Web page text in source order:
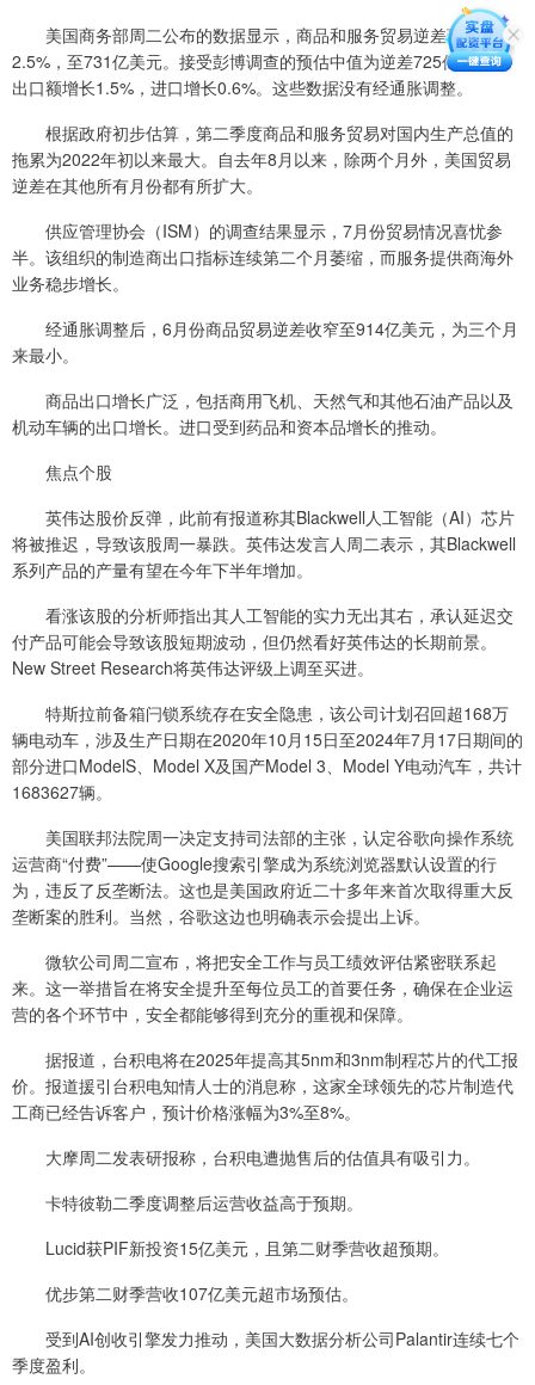
美国商务部周二公布的数据显示，商品和服务贸易逆差环比萎缩
2.5%，至731亿美元。接受彭博调查的预估中值为逆差725亿美元。
出口额增长1.5%，进口增长0.6%。这些数据没有经通胀调整。
根据政府初步估算，第二季度商品和服务贸易对国内生产总值的
拖累为2022年初以来最大。自去年8月以来，除两个月外，美国贸易
逆差在其他所有月份都有所扩大。
供应管理协会（ISM）的调查结果显示，7月份贸易情况喜忧参
半。该组织的制造商出口指标连续第二个月萎缩，而服务提供商海外
业务稳步增长。
经通胀调整后，6月份商品贸易逆差收窄至914亿美元，为三个月
来最小。
商品出口增长广泛，包括商用飞机、天然气和其他石油产品以及
机动车辆的出口增长。进口受到药品和资本品增长的推动。
焦点个股
英伟达股价反弹，此前有报道称其Blackwell人工智能（AI）芯片
将被推迟，导致该股周一暴跌。英伟达发言人周二表示，其Blackwell
系列产品的产量有望在今年下半年增加。
看涨该股的分析师指出其人工智能的实力无出其右，承认延迟交
付产品可能会导致该股短期波动，但仍然看好英伟达的长期前景。
New Street Research将英伟达评级上调至买进。
特斯拉前备箱闩锁系统存在安全隐患，该公司计划召回超168万
辆电动车，涉及生产日期在2020年10月15日至2024年7月17日期间的
部分进口ModelS、Model X及国产Model 3、Model Y电动汽车，共计
1683627辆。
美国联邦法院周一决定支持司法部的主张，认定谷歌向操作系统
运营商“付费”——使Google搜索引擎成为系统浏览器默认设置的行
为，违反了反垄断法。这也是美国政府近二十多年来首次取得重大反
垄断案的胜利。当然，谷歌这边也明确表示会提出上诉。
微软公司周二宣布，将把安全工作与员工绩效评估紧密联系起
来。这一举措旨在将安全提升至每位员工的首要任务，确保在企业运
营的各个环节中，安全都能够得到充分的重视和保障。
据报道，台积电将在2025年提高其5nm和3nm制程芯片的代工报
价。报道援引台积电知情人士的消息称，这家全球领先的芯片制造代
工商已经告诉客户，预计价格涨幅为3%至8%。
大摩周二发表研报称，台积电遭抛售后的估值具有吸引力。
卡特彼勒二季度调整后运营收益高于预期。
Lucid获PIF新投资15亿美元，且第二财季营收超预期。
优步第二财季营收107亿美元超市场预估。
受到AI创收引擎发力推动，美国大数据分析公司Palantir连续七个
季度盈利。